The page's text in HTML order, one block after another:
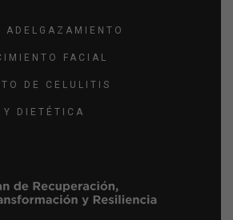
ADELGAZAMIENTO
FACIAL
DE CELULITIS
Y DIETÉTICA